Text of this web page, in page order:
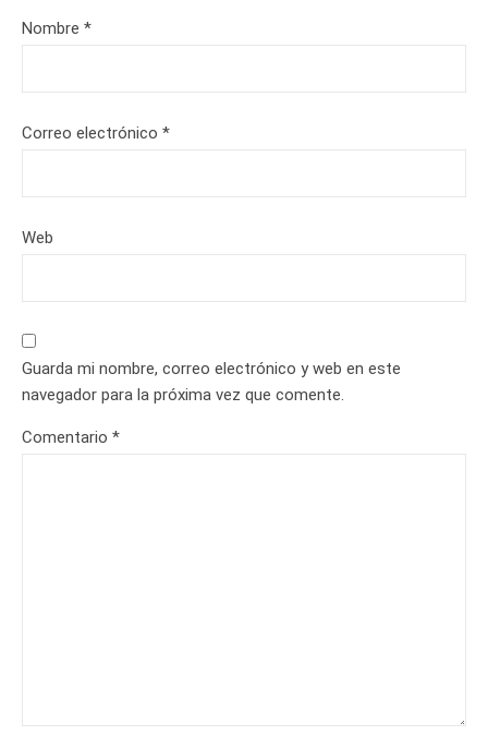
Nombre *
Correo electrónico *
Web
Guarda mi nombre, correo electrónico y web en este
navegador para la próxima vez que comente.
Comentario *